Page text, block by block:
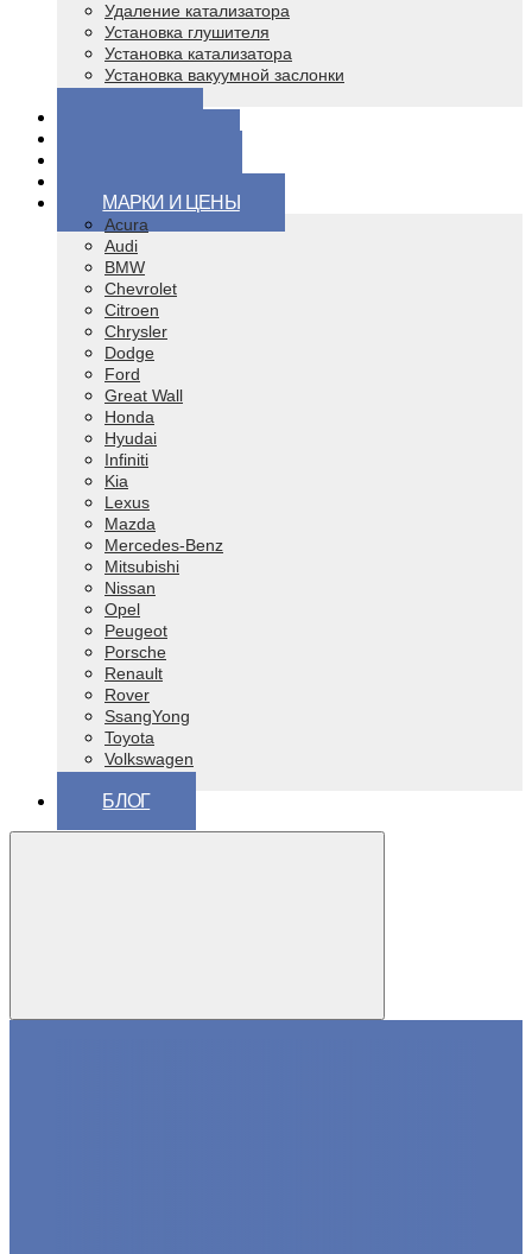
Удаление катализатора
Установка глушителя
Установка катализатора
Установка вакуумной заслонки
МАРКИ И ЦЕНЫ
Acura
Audi
BMW
Chevrolet
Citroen
Chrysler
Dodge
Ford
Great Wall
Honda
Hyudai
Infiniti
Kia
Lexus
Mazda
Mercedes-Benz
Mitsubishi
Nissan
Opel
Peugeot
Porsche
Renault
Rover
SsangYong
Toyota
Volkswagen
БЛОГ